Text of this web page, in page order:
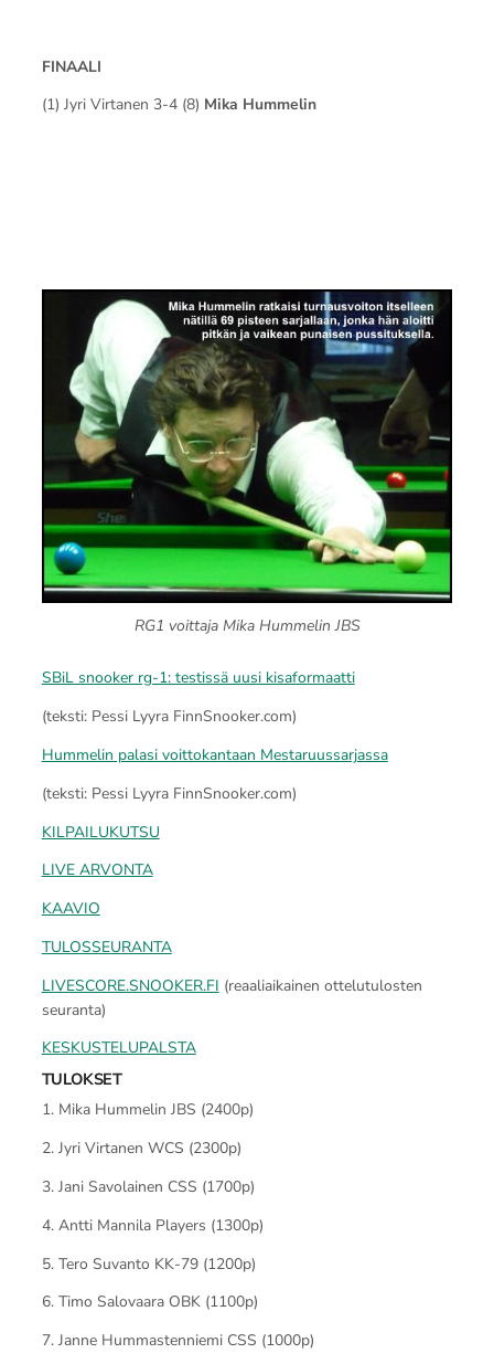
FINAALI
(1) Jyri Virtanen 3-4 (8) Mika Hummelin
RG1 voittaja Mika Hummelin JBS
SBiL snooker rg-1: testissä uusi kisaformaatti
(teksti: Pessi Lyyra FinnSnooker.com)
Hummelin palasi voittokantaan Mestaruussarjassa
(teksti: Pessi Lyyra FinnSnooker.com)
KILPAILUKUTSU
LIVE ARVONTA
KAAVIO
TULOSSEURANTA
LIVESCORE.SNOOKER.FI (reaaliaikainen ottelutulosten
seuranta)
KESKUSTELUPALSTA
TULOKSET
1. Mika Hummelin JBS (2400p)
2. Jyri Virtanen WCS (2300p)
3. Jani Savolainen CSS (1700p)
4. Antti Mannila Players (1300p)
5. Tero Suvanto KK-79 (1200p)
6. Timo Salovaara OBK (1100p)
7. Janne Hummastenniemi CSS (1000p)